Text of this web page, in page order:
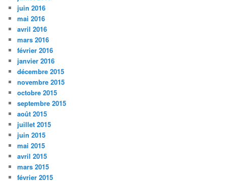
juin 2016
mai 2016
avril 2016
mars 2016
février 2016
janvier 2016
décembre 2015
novembre 2015
octobre 2015
septembre 2015
août 2015
juillet 2015
juin 2015
mai 2015
avril 2015
mars 2015
février 2015